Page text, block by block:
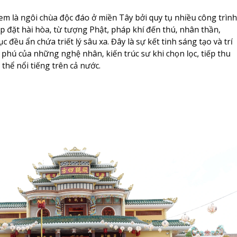
là ngôi chùa độc đáo ở miền Tây bởi quy tụ nhiều công trình
đặt hài hòa, từ tượng Phật, pháp khí đến thú, nhân thần,
đều ẩn chứa triết lý sâu xa. Đây là sự kết tinh sáng tạo và trí
của những nghệ nhân, kiến trúc sư khi chọn lọc, tiếp thu
nổi tiếng trên cả nước.